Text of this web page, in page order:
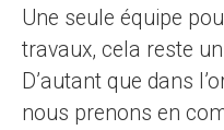
Une seule équipe
travaux, cela reste
D’autant que dans
nous prenons en